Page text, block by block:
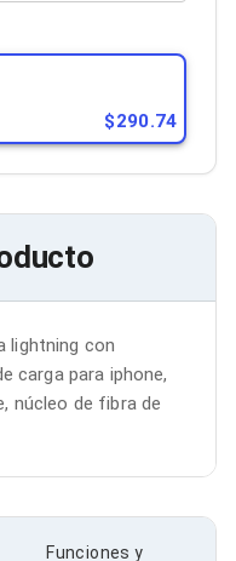
290.74
lightning con
carga para iphone,
núcleo de fibra de
Funciones y